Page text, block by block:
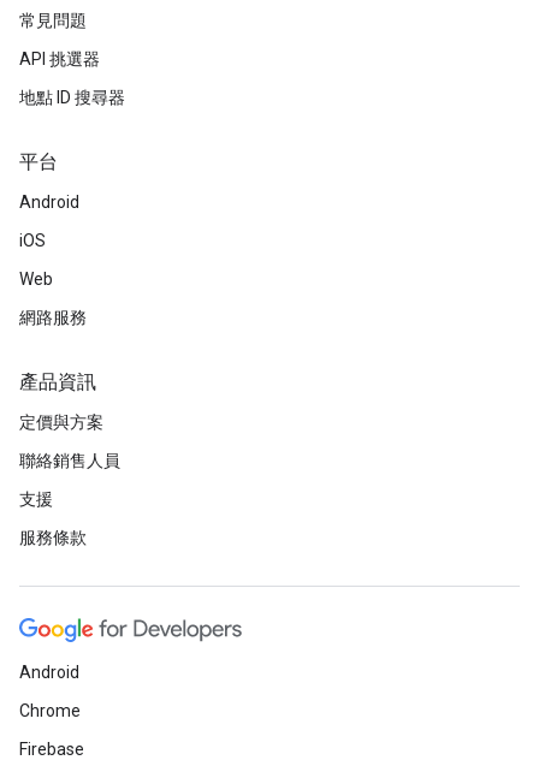
常見問題
API 挑選器
地點 ID 搜尋器
平台
Android
iOS
Web
網路服務
產品資訊
定價與方案
聯絡銷售人員
支援
服務條款
Android
Chrome
Firebase